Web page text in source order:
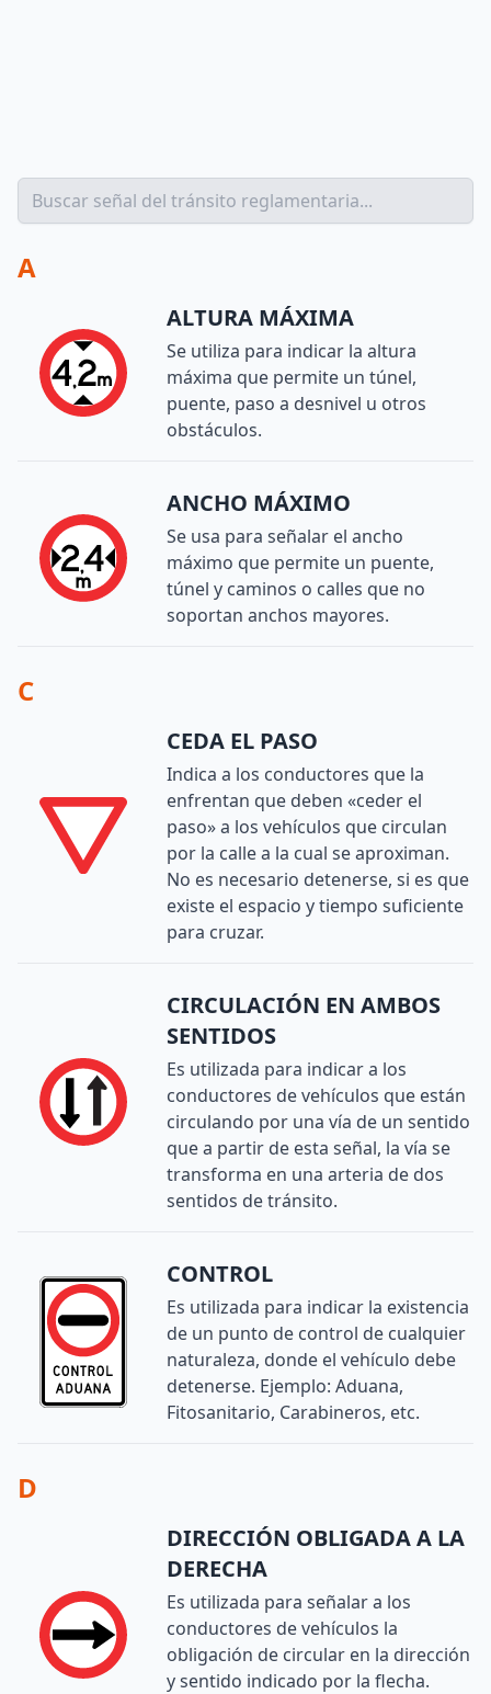
A
ALTURA MÁXIMA
Se utiliza para indicar la altura
máxima que permite un túnel,
puente, paso a desnivel u otros
obstáculos.
ANCHO MÁXIMO
Se usa para señalar el ancho
máximo que permite un puente,
túnel y caminos o calles que no
soportan anchos mayores.
C
CEDA EL PASO
Indica a los conductores que la
enfrentan que deben «ceder el
paso» a los vehículos que circulan
por la calle a la cual se aproximan.
No es necesario detenerse, si es que
existe el espacio y tiempo suficiente
para cruzar.
CIRCULACIÓN EN AMBOS
SENTIDOS
Es utilizada para indicar a los
conductores de vehículos que están
circulando por una vía de un sentido
que a partir de esta señal, la vía se
transforma en una arteria de dos
sentidos de tránsito.
CONTROL
Es utilizada para indicar la existencia
de un punto de control de cualquier
naturaleza, donde el vehículo debe
detenerse. Ejemplo: Aduana,
Fitosanitario, Carabineros, etc.
D
DIRECCIÓN OBLIGADA A LA
DERECHA
Es utilizada para señalar a los
conductores de vehículos la
obligación de circular en la dirección
y sentido indicado por la flecha.